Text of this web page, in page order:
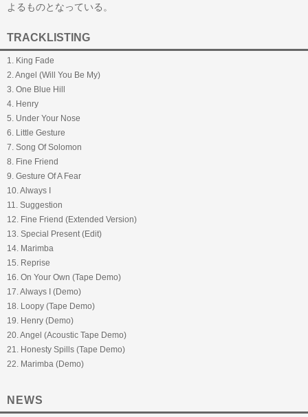
よるものとなっている。
TRACKLISTING
1. King Fade
2. Angel (Will You Be My)
3. One Blue Hill
4. Henry
5. Under Your Nose
6. Little Gesture
7. Song Of Solomon
8. Fine Friend
9. Gesture Of A Fear
10. Always I
11. Suggestion
12. Fine Friend (Extended Version)
13. Special Present (Edit)
14. Marimba
15. Reprise
16. On Your Own (Tape Demo)
17. Always I (Demo)
18. Loopy (Tape Demo)
19. Henry (Demo)
20. Angel (Acoustic Tape Demo)
21. Honesty Spills (Tape Demo)
22. Marimba (Demo)
NEWS